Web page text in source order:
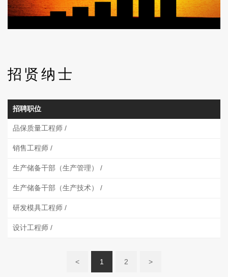
招贤纳士
招聘职位
品保质量工程师 /
销售工程师 /
生产储备干部（生产管理） /
生产储备干部（生产技术） /
研发模具工程师 /
设计工程师 /
< 1 2 >